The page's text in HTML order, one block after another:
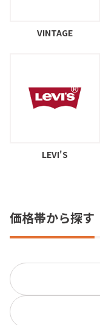
VINTAGE
LEVI'S
価格帯から探す